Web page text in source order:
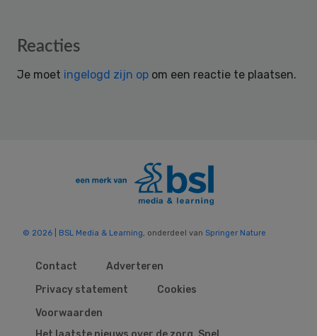
Reader
Reacties
Je moet ingelogd zijn op om een reactie te plaatsen.
© 2026 | BSL Media & Learning, onderdeel van Springer Nature
Contact
Adverteren
Privacy statement
Cookies
Voorwaarden